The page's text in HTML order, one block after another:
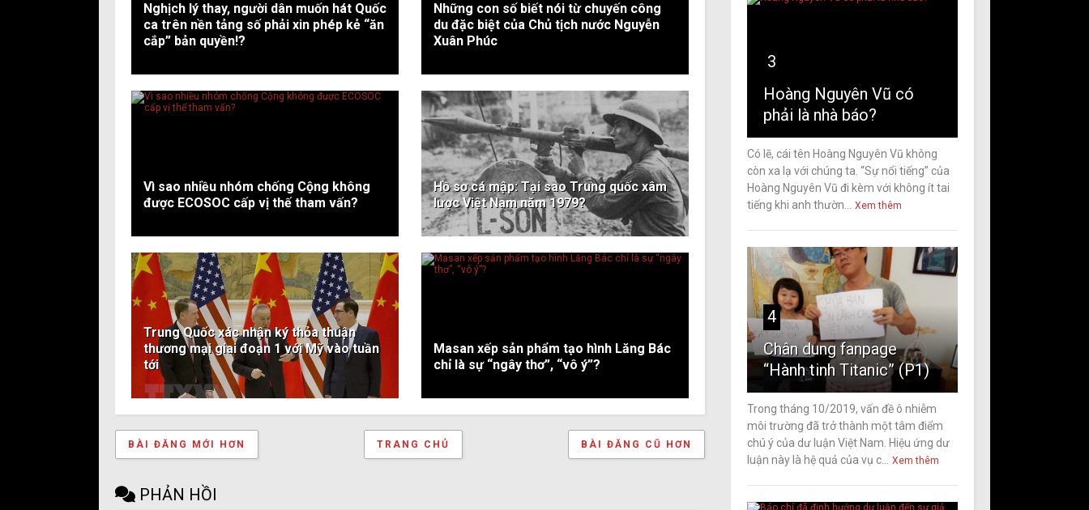
Nghịch lý thay, người dân muốn hát Quốc
ca trên nền tảng số phải xin phép kẻ “ăn
cắp” bản quyền!?
Những con số biết nói từ chuyến công
du đặc biệt của Chủ tịch nước Nguyễn
Xuân Phúc
Vì sao nhiều nhóm chống Cộng không
được ECOSOC cấp vị thế tham vấn?
Hồ sơ cá mập: Tại sao Trung quốc xâm
lược Việt Nam năm 1979?
Trung Quốc xác nhận ký thỏa thuận
thương mại giai đoạn 1 với Mỹ vào tuần
tới
Masan xếp sản phẩm tạo hình Lăng Bác
chỉ là sự “ngây thơ”, “vô ý”?
BÀI ĐĂNG MỚI HƠN BÀI ĐĂNG CŨ HƠN
TRANG CHỦ
PHẢN HỒI
3
Hoàng Nguyên Vũ có
phải là nhà báo?
Có lẽ, cái tên Hoàng Nguyên Vũ không
còn xa lạ với chúng ta. “Sự nổi tiếng” của
Hoàng Nguyên Vũ đi kèm với không ít tai
tiếng khi anh thườn...
Xem thêm
4
Chân dung fanpage
“Hành tinh Titanic” (P1)
Trong tháng 10/2019, vấn đề ô nhiễm
môi trường đã trở thành một tâm điểm
chú ý của dư luận Việt Nam. Hiệu ứng dư
luận này là hệ quả của vụ c...
Xem thêm